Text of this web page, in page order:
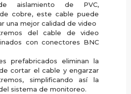
aislamiento de PVC,
cobre, este cable puede
una mejor calidad de video
del cable de video
con conectores BNC
prefabricados eliminan la
cortar el cable y engarzar
simplificando así la
sistema de monitoreo.